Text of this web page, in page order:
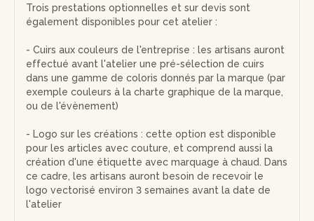
Trois prestations optionnelles et sur devis sont
également disponibles pour cet atelier :
- Cuirs aux couleurs de l'entreprise : les artisans auront
effectué avant l'atelier une pré-sélection de cuirs
dans une gamme de coloris donnés par la marque (par
exemple couleurs à la charte graphique de la marque,
ou de l'évènement)
- Logo sur les créations : cette option est disponible
pour les articles avec couture, et comprend aussi la
création d'une étiquette avec marquage à chaud. Dans
ce cadre, les artisans auront besoin de recevoir le
logo vectorisé environ 3 semaines avant la date de
l'atelier